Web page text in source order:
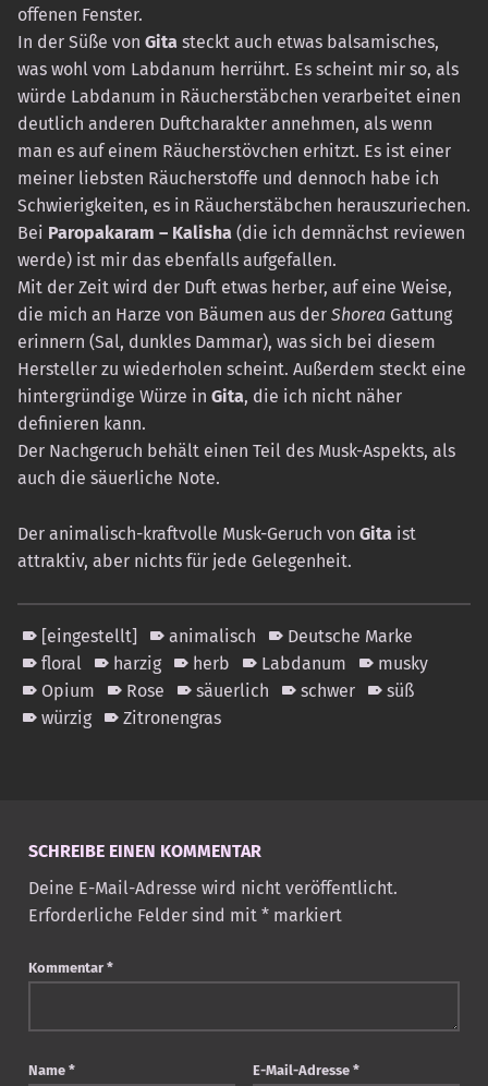
offenen Fenster.
In der Süße von Gita steckt auch etwas balsamisches,
was wohl vom Labdanum herrührt. Es scheint mir so, als
würde Labdanum in Räucherstäbchen verarbeitet einen
deutlich anderen Duftcharakter annehmen, als wenn
man es auf einem Räucherstövchen erhitzt. Es ist einer
meiner liebsten Räucherstoffe und dennoch habe ich
Schwierigkeiten, es in Räucherstäbchen herauszuriechen.
Bei Paropakaram – Kalisha (die ich demnächst reviewen
werde) ist mir das ebenfalls aufgefallen.
Mit der Zeit wird der Duft etwas herber, auf eine Weise,
die mich an Harze von Bäumen aus der Shorea Gattung
erinnern (Sal, dunkles Dammar), was sich bei diesem
Hersteller zu wiederholen scheint. Außerdem steckt eine
hintergründige Würze in Gita, die ich nicht näher
definieren kann.
Der Nachgeruch behält einen Teil des Musk-Aspekts, als
auch die säuerliche Note.
Der animalisch-kraftvolle Musk-Geruch von Gita ist
attraktiv, aber nichts für jede Gelegenheit.
[eingestellt] animalisch
Deutsche Marke
floral
harzig herb Labdanum
musky
Opium
Rose säuerlich schwer
süß
würzig
Zitronengras
SCHREIBE EINEN KOMMENTAR
Deine E-Mail-Adresse wird nicht veröffentlicht.
Erforderliche Felder sind mit *markiert
Kommentar *
Name * E-Mail-Adresse *